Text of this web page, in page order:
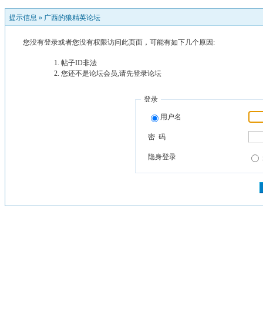
提示信息 » 广西的狼精英论坛
您没有登录或者您没有权限访问此页面，可能有如下几个原因:
帖子ID非法
您还不是论坛会员,请先登录论坛
登录
用户名
密 码
隐身登录